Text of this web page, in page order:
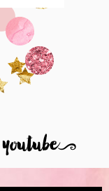
9